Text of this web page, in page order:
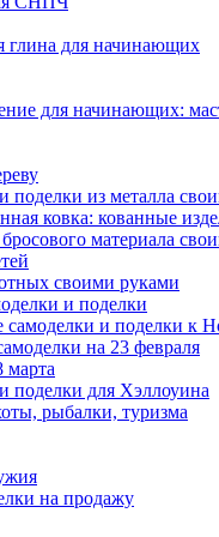
глина для начинающих
для начинающих:
поделки из металла
ковка: кованные
материала
своими руками
и поделки
самоделки и поделки к
на 23 февраля
марта
поделки для Хэллоуина
рыбалки, туризма
на продажу